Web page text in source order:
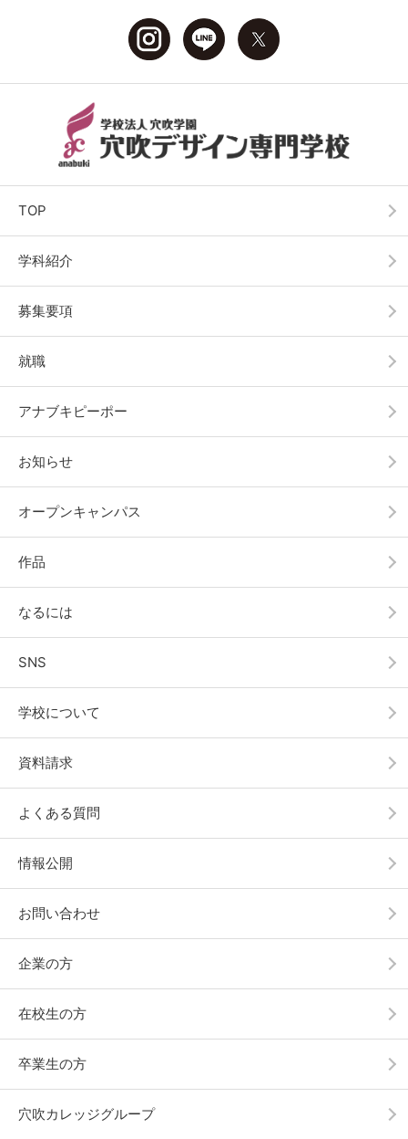
TOP
学科紹介
募集要項
就職
アナブキピーポー
お知らせ
オープンキャンパス
作品
なるには
SNS
学校について
資料請求
よくある質問
情報公開
お問い合わせ
企業の方
在校生の方
卒業生の方
穴吹カレッジグループ